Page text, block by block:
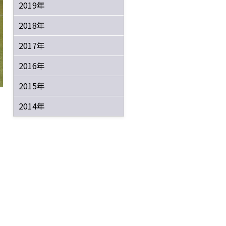
2019年
2018年
2017年
2016年
2015年
2014年